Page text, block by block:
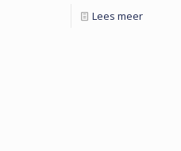
Lees meer